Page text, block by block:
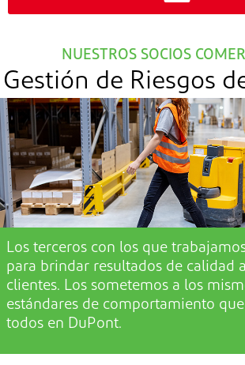
NUESTROS SOCIOS
Gestión de Riesgos
Los terceros con los que
para brindar resultados de calidad
clientes. Los sometemos a los
estándares de comportamiento
todos en DuPont.